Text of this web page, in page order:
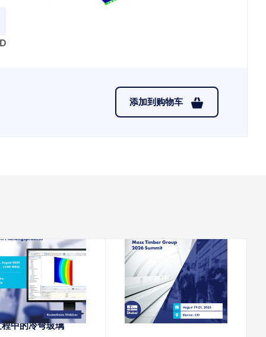
添加到购物车
2026-08-18
网络课堂
与幕墙：RFEM设
中的冷弯玻璃
2026-08-19 - 2026-08-21
会议
2026 年木结构集团峰会